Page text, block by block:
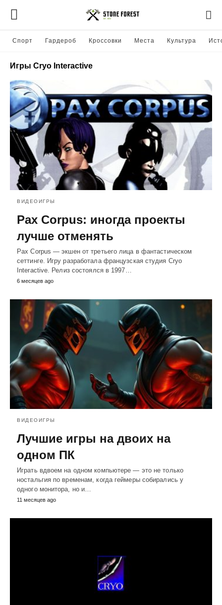
Спорт Гардероб Кроссовки Места Культура
Игры Cryo Interactive
ВИДЕОИГРЫ
Pax Corpus: иногда проекты
лучше отменять
Pax Corpus — экшен от третьего лица в фантастическом
сеттинге. Игру разработала французская студия Cryo
Interactive. Релиз состоялся в 1997…
6 месяцев ago
ВИДЕОИГРЫ
Лучшие игры на двоих на
одном ПК
Играть вдвоем на одном компьютере — это не только
ностальгия по временам, когда геймеры собирались у
одного монитора, но и…
11 месяцев ago